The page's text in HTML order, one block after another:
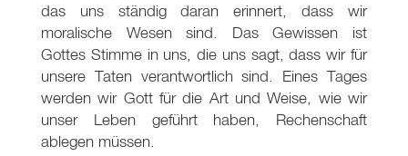
das uns ständig daran erinnert, dass wir
moralische Wesen sind. Das Gewissen ist
Gottes Stimme in uns, die uns sagt, dass wir für
unsere Taten verantwortlich sind. Eines Tages
werden wir Gott für die Art und Weise, wie wir
unser Leben geführt haben, Rechenschaft
ablegen müssen.